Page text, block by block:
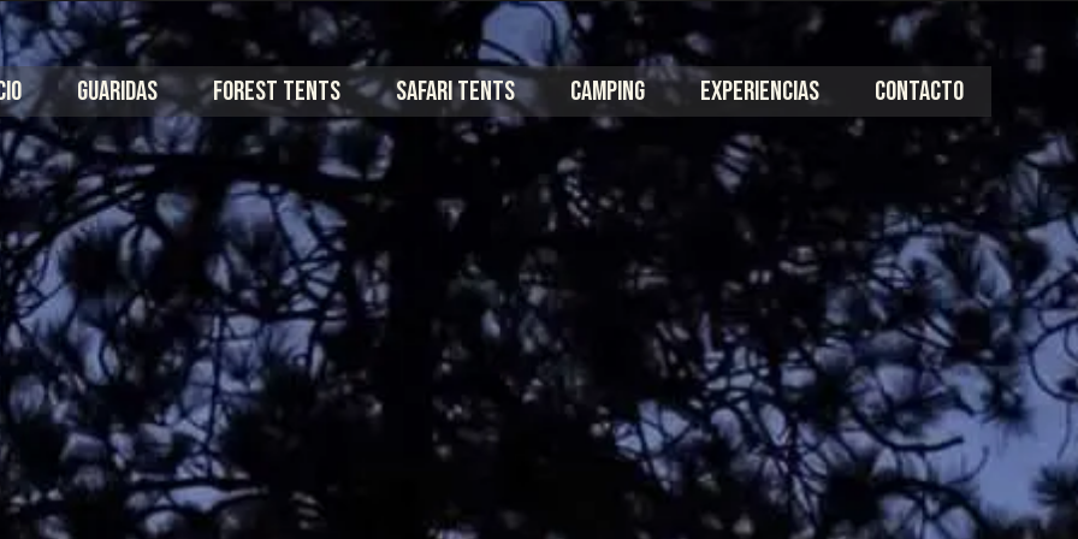
GUARIDAS FOREST TENTS SAFARI TENTS CAMPING EXPERIENCIAS CONTACTO